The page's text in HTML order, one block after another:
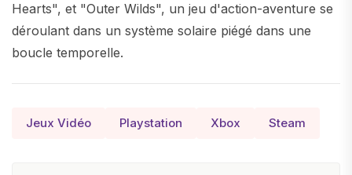
Hearts", et "Outer Wilds", un jeu d'action-aventure se
déroulant dans un système solaire piégé dans une
boucle temporelle.
Jeux Vidéo Playstation Xbox Steam